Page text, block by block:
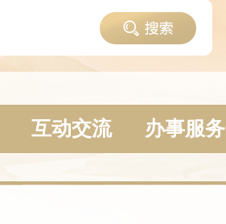
互动交流 办事服务